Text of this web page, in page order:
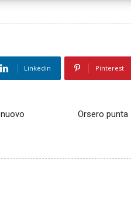
Linkedin Pinterest
Orsero